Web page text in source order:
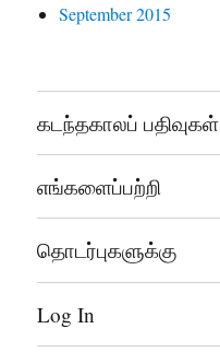
September 2015
கடந்தகாலப் பதிவுகள்
எங்களைப்பற்றி
தொடர்புகளுக்கு
Log In